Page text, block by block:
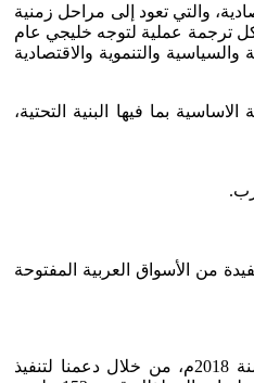
والتي تعود إلى مراحل زمنية
لتشكل ترجمة عملية لتوجه خليجي عام
انتهى إلى بناء شراكة استراتيجية مغربية خليجية (2012-2017م) بأبعادها الاستراتيجية والسياسية والتنموية والاقتصادية
بما فيها البنية التحتية،
من الأسواق العربية المفتوحة
أقام الاتحاد الأوروبي شراكة وطيدة مع المغرب في مجالي الهجرة وتدبير الحدود منذ سنة 2004م. وتعززت هذه الشراكة سنة 2013م، من خلال شراكة التنقل وفي سنة 2018م، من خلال دعمنا لتنفيذ